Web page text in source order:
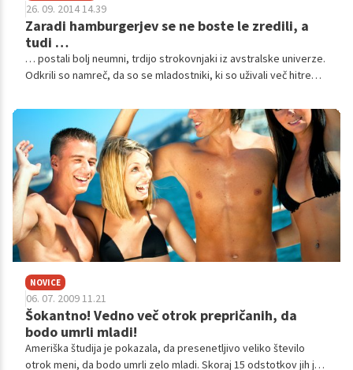
26. 09. 2014 14.39
Zaradi hamburgerjev se ne boste le zredili, a
tudi …
… postali bolj neumni, trdijo strokovnjaki iz avstralske univerze.
Odkrili so namreč, da so se mladostniki, ki so uživali več hitre
njihovi vrstniki, ki so jedli zdravo prehrano.
NOVICE
06. 07. 2009 11.21
Šokantno! Vedno več otrok prepričanih, da
bodo umrli mladi!
Ameriška študija je pokazala, da presenetljivo veliko število
otrok meni, da bodo umrli zelo mladi. Skoraj 15 odstotkov jih je